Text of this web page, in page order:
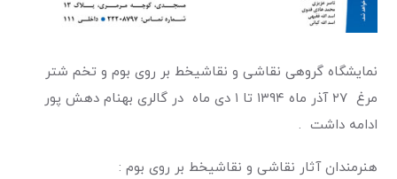
نمایشگاه گروهی نقاشی و نقاشیخط بر روی بوم و تخم شتر
مرغ ۲۷ آذر ماه ۱۳۹۴ تا ۱ دی ماه در گالری بهنام دهش پور
ادامه داشت .
هنرمندان آثار نقاشی و نقاشیخط بر روی بوم :